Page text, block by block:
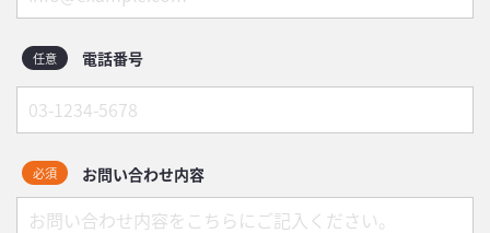
電話番号
任意
お問い合わせ内容
必須